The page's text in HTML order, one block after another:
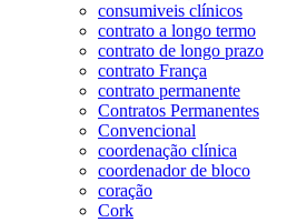
consumiveis clínicos
contrato a longo termo
contrato de longo prazo
contrato França
contrato permanente
Contratos Permanentes
Convencional
coordenação clínica
coordenador de bloco
coração
Cork